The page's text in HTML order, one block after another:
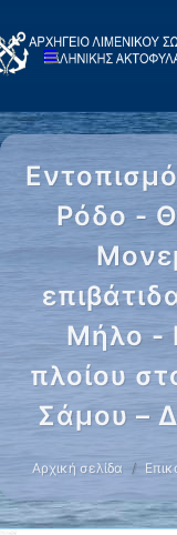
Ρόδο -
Μήλο -
πλοίου
Σάμου –
Αρχική σελίδα